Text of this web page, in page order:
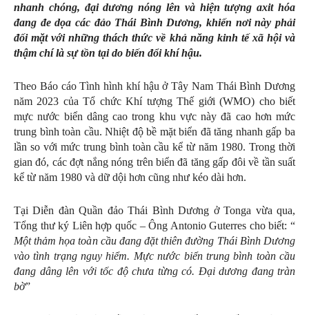
nhanh chóng, đại dương nóng lên và hiện tượng axit hóa
đang đe dọa các đảo Thái Bình Dương, khiến nơi này phải
đối mặt với những thách thức về khả năng kinh tế xã hội và
thậm chí là sự tồn tại do biến đổi khí hậu.
Theo Báo cáo Tình hình khí hậu ở Tây Nam Thái Bình Dương
năm 2023 của Tổ chức Khí tượng Thế giới (WMO) cho biết
mực nước biển dâng cao trong khu vực này đã cao hơn mức
trung bình toàn cầu. Nhiệt độ bề mặt biển đã tăng nhanh gấp ba
lần so với mức trung bình toàn cầu kể từ năm 1980. Trong thời
gian đó, các đợt nắng nóng trên biển đã tăng gấp đôi về tần suất
kể từ năm 1980 và dữ dội hơn cũng như kéo dài hơn.
Tại Diễn đàn Quần đảo Thái Bình Dương ở Tonga vừa qua,
Tổng thư ký Liên hợp quốc – Ông Antonio Guterres cho biết: “
Một thảm họa toàn cầu đang đặt thiên đường Thái Bình Dương
vào tình trạng nguy hiểm. Mực nước biển trung bình toàn cầu
đang dâng lên với tốc độ chưa từng có. Đại dương đang tràn
bờ”